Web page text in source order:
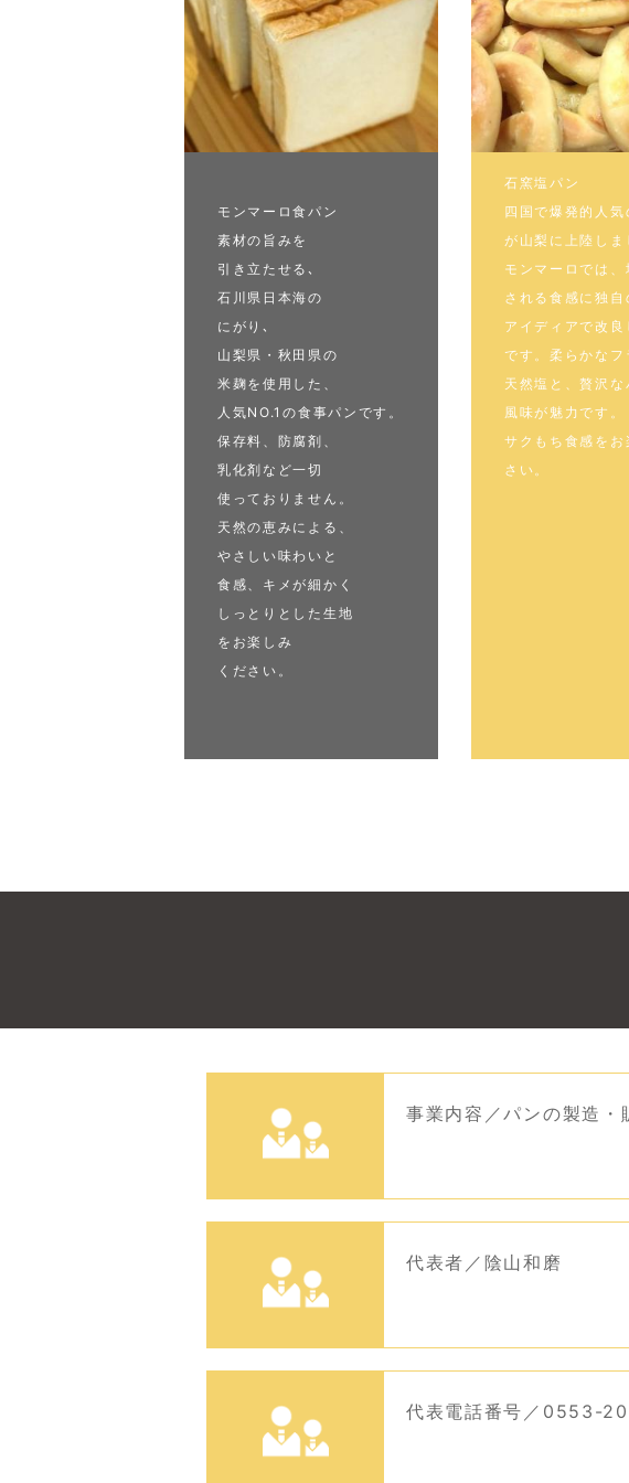
モンマーロ食パン
素材の旨みを
引き立たせる､
石川県日本海の
にがり､
山梨県・秋田県の
米麹を使用した、
人気NO.1の食事パンです。
保存料、防腐剤、
乳化剤など一切
使っておりません。
天然の恵みによる、
やさしい味わいと
食感、キメが細かく
しっとりとした生地
をお楽しみ
ください。
石窯塩パン
四国で爆発的人気
が山梨に上陸しま
モンマーロでは、
される食感に独自
アイディアで改良
です。柔らかなフ
天然塩と、贅沢な
風味が魅力です。
サクもち食感をお
さい。
事業内容／パンの製造・
代表者／陰山和磨
代表電話番号／0553-